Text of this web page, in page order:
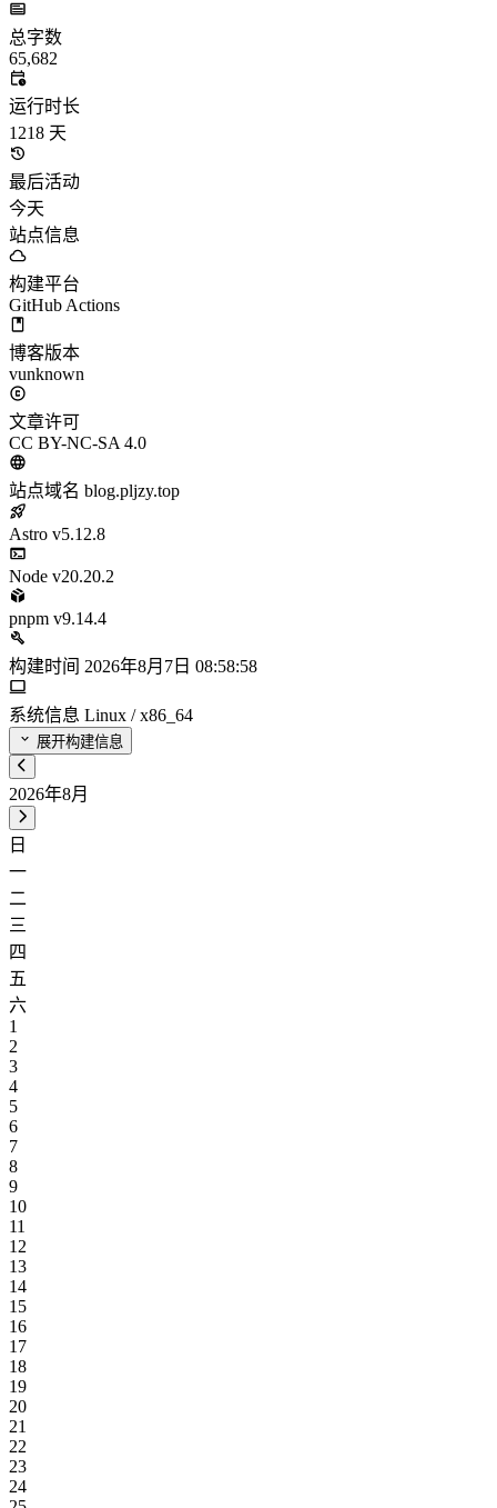
总字数
65,682
运行时长
1218 天
最后活动
今天
站点信息
构建平台
GitHub Actions
博客版本
vunknown
文章许可
CC BY-NC-SA 4.0
站点域名 blog.pljzy.top
Astro v5.12.8
Node v20.20.2
pnpm v9.14.4
构建时间 2026年8月7日 08:58:58
系统信息 Linux / x86_64
展开构建信息
2026年8月
日
一
二
三
四
五
六
1
2
3
4
5
6
7
8
9
10
11
12
13
14
15
16
17
18
19
20
21
22
23
24